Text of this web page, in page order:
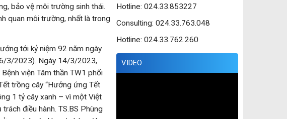
bảo vệ môi trường sinh thái.
quan môi trường, nhất là trong
tới kỷ niệm 92 năm ngày
3/2023). Ngày 14/3/2023,
viện Tâm thần TW1 phối
trồng cây “Hưởng ứng Tết
1 tỷ cây xanh – vì một Việt
điều hành. TS.BS Phùng
Hotline: 024.33.853227
Consulting: 024.33.763.048
Hotline: 024.33.762.260
VIDEO